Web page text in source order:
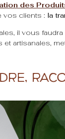
des
vos clients : la
il vous
artisanales,